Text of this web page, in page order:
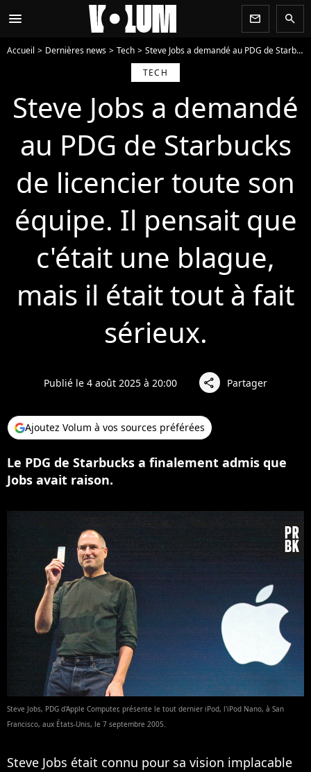
menu newsletter search
Accueil Dernières news Tech
Steve Jobs a demandé au PDG de Starbucks de licencier toute son équipe. Il pensait que c'était une blague, mais il était tout à fait sérieux.
TECH
Steve Jobs a demandé
au PDG de Starbucks
de licencier toute son
équipe. Il pensait que
c'était une blague,
mais il était tout à fait
sérieux.
Publié le 4 août 2025 à 20:00 share Partager
Ajoutez Volum à vos sources préférées
Le PDG de Starbucks a finalement admis que
Jobs avait raison.
Steve Jobs, PDG d'Apple Computer, présente le tout dernier iPod, l'iPod Nano, à San
Francisco, aux États-Unis, le 7 septembre 2005.
Steve Jobs était connu pour sa vision implacable